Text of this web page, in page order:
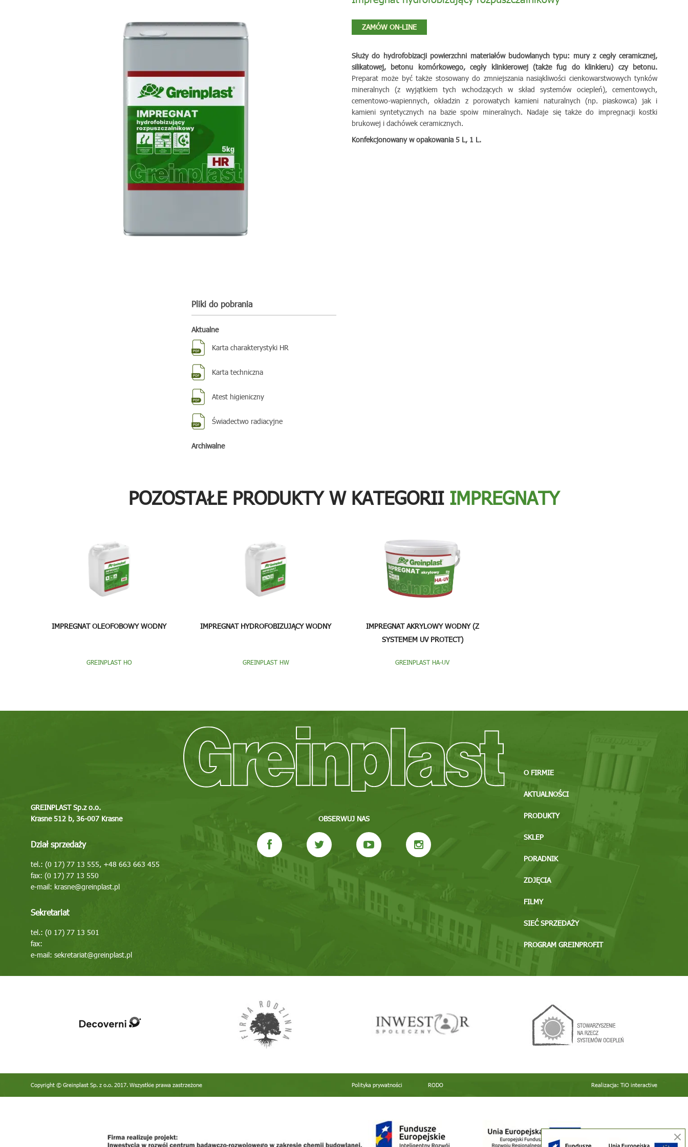
ZAMÓW ON-LINE
Służy do hydrofobizacji powierzchni materiałów budowlanych typu: mury z cegły ceramicznej,
silikatowej, betonu komórkowego, cegły klinkierowej (także fug do klinkieru) czy betonu.
Preparat może być także stosowany do zmniejszania nasiąkliwości cienkowarstwowych tynków
mineralnych (z wyjątkiem tych wchodzących w skład systemów ociepleń), cementowych,
cementowo-wapiennych, okładzin z porowatych kamieni naturalnych (np. piaskowca) jak i
kamieni syntetycznych na bazie spoiw mineralnych. Nadaje się także do impregnacji kostki
brukowej i dachówek ceramicznych.
Konfekcjonowany w opakowania 5 L, 1 L.
Pliki do pobrania
Aktualne
Karta charakterystyki HR
Karta techniczna
Atest higieniczny
Świadectwo radiacyjne
Archiwalne
POZOSTAŁE PRODUKTY W KATEGORII IMPREGNATY
IMPREGNAT OLEOFOBOWY WODNY
GREINPLAST HO
IMPREGNAT HYDROFOBIZUJĄCY WODNY
GREINPLAST HW
IMPREGNAT AKRYLOWY WODNY (Z
SYSTEMEM UV PROTECT)
GREINPLAST HA-UV
GREINPLAST Sp.z o.o.
Krasne 512 b, 36-007 Krasne
Dział sprzedaży
tel.: (0 17) 77 13 555, +48 663 663 455
fax: (0 17) 77 13 550
e-mail: krasne@greinplast.pl
Sekretariat
tel.: (0 17) 77 13 501
fax:
e-mail: sekretariat@greinplast.pl
OBSERWUJ NAS
O FIRMIE
AKTUALNOŚCI
PRODUKTY
SKLEP
PORADNIK
ZDJĘCIA
FILMY
SIEĆ SPRZEDAŻY
PROGRAM GREINPROFIT
Copyright © Greinplast Sp. z o.o. 2017. Wszystkie prawa zastrzeżone Polityka prywatności RODO Realizacja: TiO interactive